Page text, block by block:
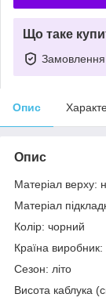
Що таке
Замовлення
Опис
Опис
Матеріал верху:
Матеріал
Колір: чорний
Країна
Сезон: літо
Висота каблука